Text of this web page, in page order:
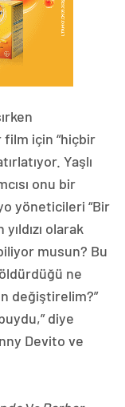
film için “hiçbir
Yaşlı
onu bir
yöneticileri “Bir
olarak
musun? Bu
ne
değiştirelim?”
diye
Devito ve